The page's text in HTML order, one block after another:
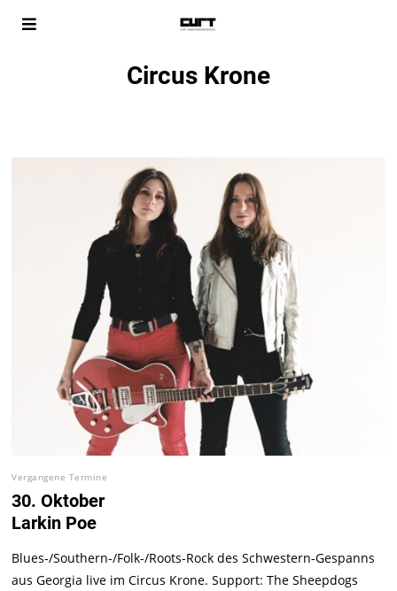
Circus Krone
Vergangene Termine
30. Oktober
Larkin Poe
Blues-/Southern-/Folk-/Roots-Rock des Schwestern-Gespanns
aus Georgia live im Circus Krone. Support: The Sheepdogs